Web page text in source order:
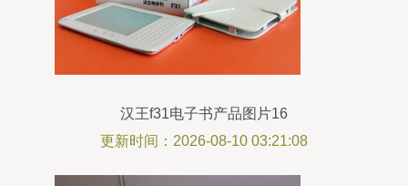
汉王f31电子书产品图片16
更新时间：2026-08-10 03:21:08